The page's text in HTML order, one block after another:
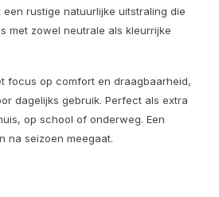
rustige natuurlijke uitstraling die
met zowel neutrale als kleurrijke
focus op comfort en draagbaarheid,
dagelijks gebruik. Perfect als extra
op school of onderweg. Een
na seizoen meegaat.